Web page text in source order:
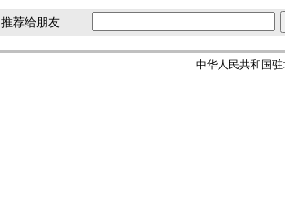
推荐给朋友
中华人民共和国